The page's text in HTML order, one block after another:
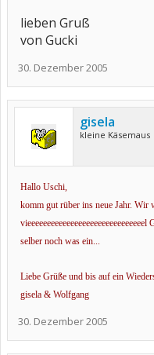
lieben Gruß
von Gucki
30. Dezember 2005
gisela
kleine Käsemaus
Hallo Uschi,
komm gut rüber ins neue Jahr. Wir
selber noch was ein...
Liebe Grüße und bis auf ein
gisela & Wolfgang
30. Dezember 2005